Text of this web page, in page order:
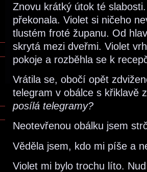
Znovu krátký útok té
překonala. Violet si ničeho
tlustém froté županu. Od
skrytá mezi dveřmi. Violet
pokoje a rozběhla se k
Vrátila se, obočí opět
telegram v obálce s křiklavě
posílá telegramy?
Neotevřenou obálku jsem
Věděla jsem, kdo mi píše a
Violet mi bylo trochu líto.